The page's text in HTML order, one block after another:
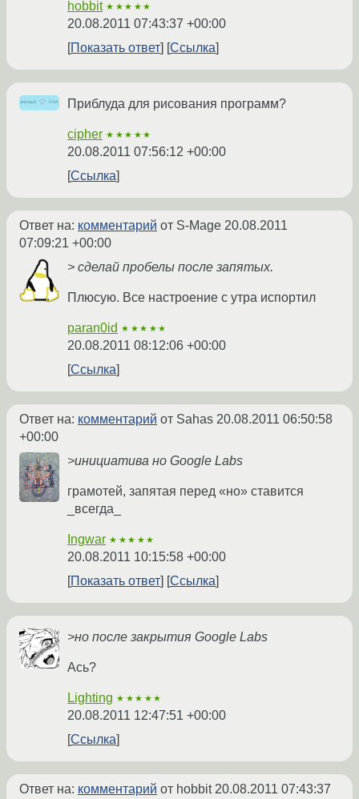
hobbit ★★★★★
20.08.2011 07:43:37 +00:00
Показать ответ
Ссылка
Приблуда для рисования программ?
cipher ★★★★★
20.08.2011 07:56:12 +00:00
Ссылка
Ответ на: комментарий от S-Mage 20.08.2011
07:09:21 +00:00
> сделай пробелы после запятых.
Плюсую. Все настроение с утра испортил
paran0id ★★★★★
20.08.2011 08:12:06 +00:00
Ссылка
Ответ на: комментарий от Sahas 20.08.2011 06:50:58
+00:00
>инициатива но Google Labs
грамотей, запятая перед «но» ставится
_всегда_
Ingwar ★★★★★
20.08.2011 10:15:58 +00:00
Показать ответ
Ссылка
>но после закрытия Google Labs
Ась?
Lighting ★★★★★
20.08.2011 12:47:51 +00:00
Ссылка
Ответ на: комментарий от hobbit20.08.2011 07:43:37